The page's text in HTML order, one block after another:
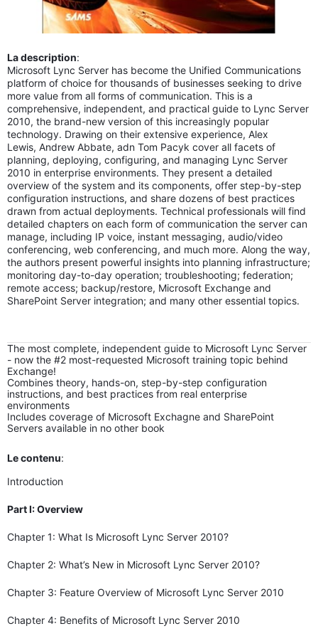
La description:
Microsoft Lync Server has become the Unified Communications
platform of choice for thousands of businesses seeking to drive
more value from all forms of communication. This is a
comprehensive, independent, and practical guide to Lync Server
2010, the brand-new version of this increasingly popular
technology. Drawing on their extensive experience, Alex
Lewis, Andrew Abbate, adn Tom Pacyk cover all facets of
planning, deploying, configuring, and managing Lync Server
2010 in enterprise environments. They present a detailed
overview of the system and its components, offer step-by-step
configuration instructions, and share dozens of best practices
drawn from actual deployments. Technical professionals will find
detailed chapters on each form of communication the server can
manage, including IP voice, instant messaging, audio/video
conferencing, web conferencing, and much more. Along the way,
the authors present powerful insights into planning infrastructure;
monitoring day-to-day operation; troubleshooting; federation;
remote access; backup/restore, Microsoft Exchange and
SharePoint Server integration; and many other essential topics.
The most complete, independent guide to Microsoft Lync Server
- now the #2 most-requested Microsoft training topic behind
Exchange!
Combines theory, hands-on, step-by-step configuration
instructions, and best practices from real enterprise
environments
Includes coverage of Microsoft Exchagne and SharePoint
Servers available in no other book
Le contenu:
Introduction
Part I: Overview
Chapter 1: What Is Microsoft Lync Server 2010?
Chapter 2: What’s New in Microsoft Lync Server 2010?
Chapter 3: Feature Overview of Microsoft Lync Server 2010
Chapter 4: Benefits of Microsoft Lync Server 2010